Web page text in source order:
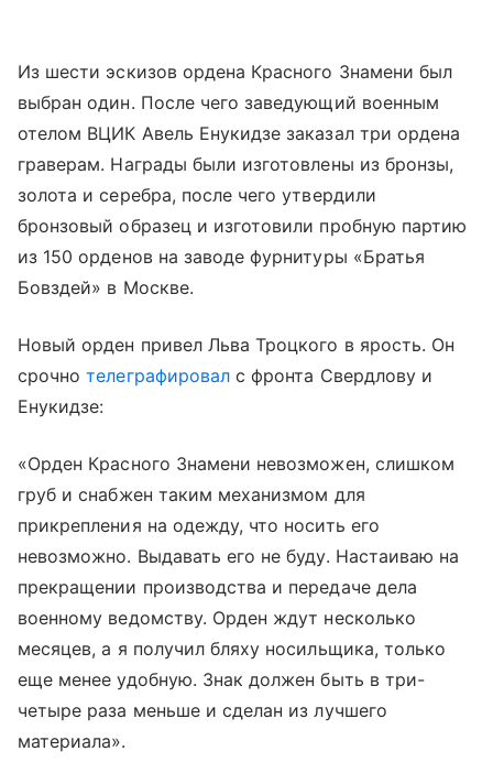
Из шести эскизов ордена Красного Знамени был
выбран один. После чего заведующий военным
отелом ВЦИК Авель Енукидзе заказал три ордена
граверам. Награды были изготовлены из бронзы,
золота и серебра, после чего утвердили
бронзовый образец и изготовили пробную партию
из 150 орденов на заводе фурнитуры «Братья
Бовздей» в Москве.
Новый орден привел Льва Троцкого в ярость. Он
срочнотелеграфировал с фронта Свердлову и
Енукидзе:
«Орден Красного Знамени невозможен, слишком
груб и снабжен таким механизмом для
прикрепления на одежду, что носить его
невозможно. Выдавать его не буду. Настаиваю на
прекращении производства и передаче дела
военному ведомству. Орден ждут несколько
месяцев, а я получил бляху носильщика, только
еще менее удобную. Знак должен быть в три-
четыре раза меньше и сделан из лучшего
материала».